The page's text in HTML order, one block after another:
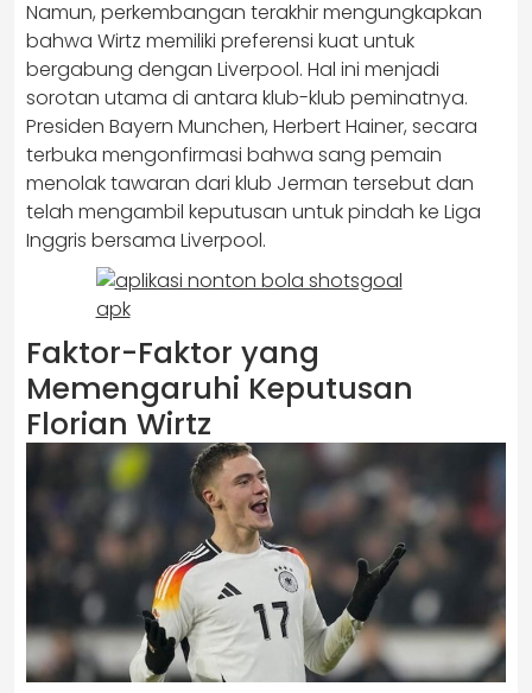
Namun, perkembangan terakhir mengungkapkan
bahwa Wirtz memiliki preferensi kuat untuk
bergabung dengan Liverpool. Hal ini menjadi
sorotan utama di antara klub-klub peminatnya.
Presiden Bayern Munchen, Herbert Hainer, secara
terbuka mengonfirmasi bahwa sang pemain
menolak tawaran dari klub Jerman tersebut dan
telah mengambil keputusan untuk pindah ke Liga
Inggris bersama Liverpool.
Faktor-Faktor yang
Memengaruhi Keputusan
Florian Wirtz